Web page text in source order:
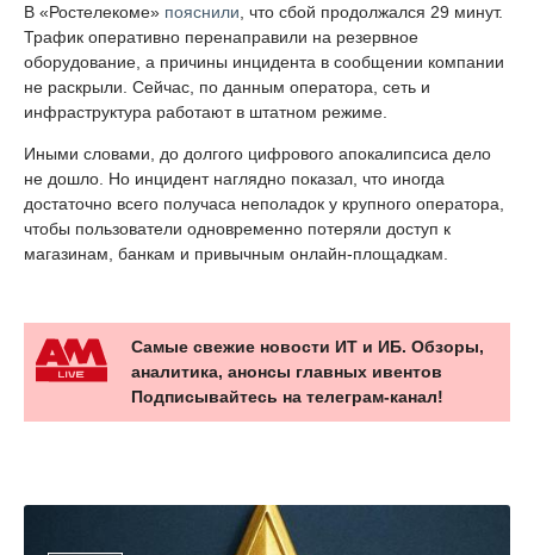
В «Ростелекоме» пояснили , что сбой продолжался 29 минут.
Трафик оперативно перенаправили на резервное
оборудование, а причины инцидента в сообщении компании
не раскрыли. Сейчас, по данным оператора, сеть и
инфраструктура работают в штатном режиме.
Иными словами, до долгого цифрового апокалипсиса дело
не дошло. Но инцидент наглядно показал, что иногда
достаточно всего получаса неполадок у крупного оператора,
чтобы пользователи одновременно потеряли доступ к
магазинам, банкам и привычным онлайн-площадкам.
Самые свежие новости ИТ и ИБ. Обзоры,
аналитика, анонсы главных ивентов
Подписывайтесь на телеграм-канал!